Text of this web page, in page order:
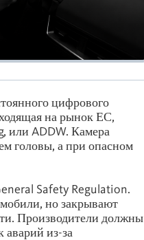
цифрового
на рынок ЕС,
или ADDW. Камера
головы, а при опасном
Safety Regulation.
но закрывают
Производители должны
из-за